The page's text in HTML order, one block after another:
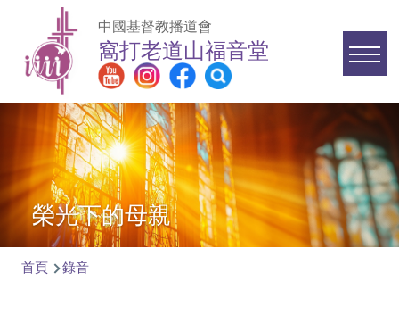
移至主內容
中國基督教播道會
窩打老道山福音堂
Main
navigation
榮光下的母親
首頁 錄音